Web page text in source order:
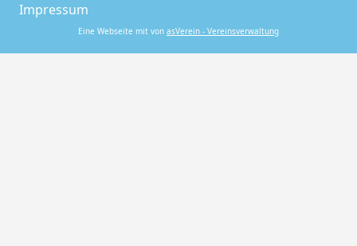
Impressum
Eine Webseite mit von asVerein - Vereinsverwaltung